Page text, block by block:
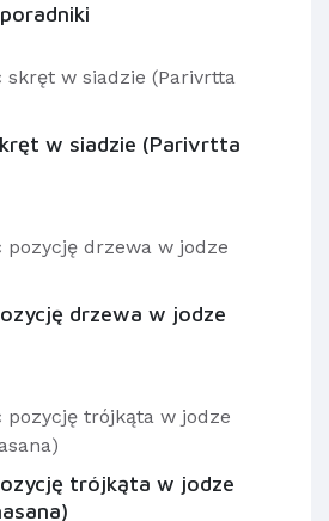
w siadzie (Parivrtta
drzewa w jodze
trójkąta w jodze